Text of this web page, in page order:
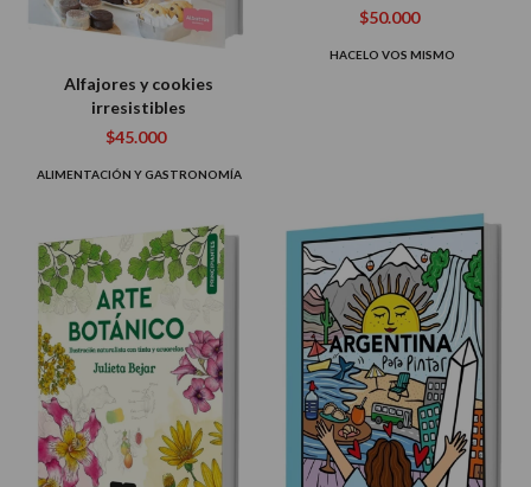
Alfajores y cookies
irresistibles
$45.000
ALIMENTACIÓN Y GASTRONOMÍA
$50.000
HACELO VOS MISMO